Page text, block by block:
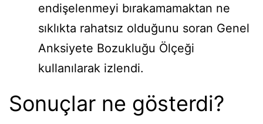
endişelenmeyi bırakamamaktan ne
sıklıkta rahatsız olduğunu soran Genel
Anksiyete Bozukluğu Ölçeği
kullanılarak izlendi.
Sonuçlar ne gösterdi?